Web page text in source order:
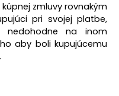
zmluvy rovnakým
pri svojej platbe,
na inom
aby boli kupujúcemu